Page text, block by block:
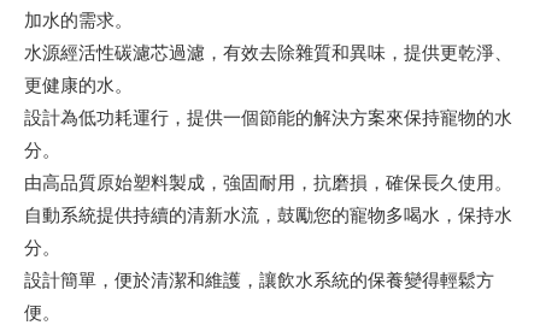
加水的需求。
水源經活性碳濾芯過濾，有效去除雜質和異味，提供更乾淨、
更健康的水。
設計為低功耗運行，提供一個節能的解決方案來保持寵物的水
分。
由高品質原始塑料製成，強固耐用，抗磨損，確保長久使用。
自動系統提供持續的清新水流，鼓勵您的寵物多喝水，保持水
分。
設計簡單，便於清潔和維護，讓飲水系統的保養變得輕鬆方
便。